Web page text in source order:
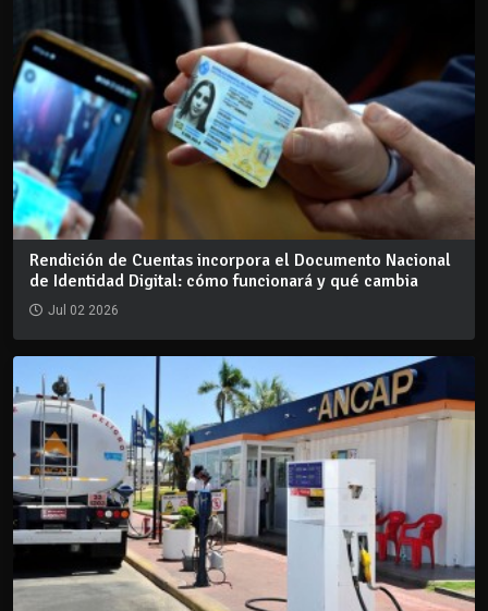
Rendición de Cuentas incorpora el Documento Nacional
de Identidad Digital: cómo funcionará y qué cambia
Jul 02 2026